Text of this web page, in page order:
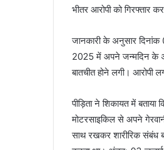
भीतर आरोपी को गिरफ्तार
जानकारी के अनुसार दिनांक
2025 में अपने जन्मदिन के
बातचीत होने लगी। आरोपी
पीड़िता ने शिकायत में
मोटरसाइकिल से अपने
साथ रखकर शारीरिक संबंध